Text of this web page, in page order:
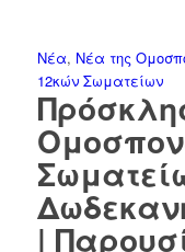
Νέα, Νέα της
12κών Σωματείων
|